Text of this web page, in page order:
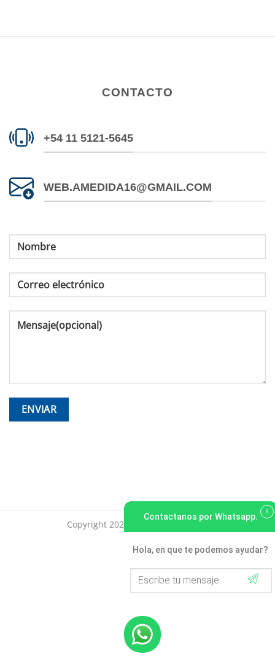
CONTACTO
+54 11 5121-5645
WEB.AMEDIDA16@GMAIL.COM
X
Contactanos por Whatsapp.
Hola, en que te podemos ayudar?
Copyright 2026 © tdestudiodesign